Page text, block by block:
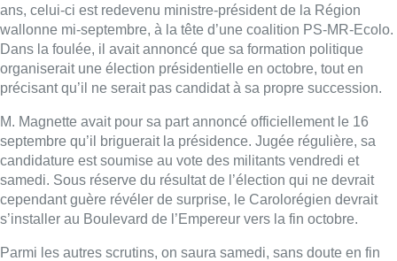
ans, celui-ci est redevenu ministre-président de la Région
wallonne mi-septembre, à la tête d’une coalition PS-MR-Ecolo.
Dans la foulée, il avait annoncé que sa formation politique
organiserait une élection présidentielle en octobre, tout en
précisant qu’il ne serait pas candidat à sa propre succession.
M. Magnette avait pour sa part annoncé officiellement le 16
septembre qu’il briguerait la présidence. Jugée régulière, sa
candidature est soumise au vote des militants vendredi et
samedi. Sous réserve du résultat de l’élection qui ne devrait
cependant guère révéler de surprise, le Carolorégien devrait
s’installer au Boulevard de l’Empereur vers la fin octobre.
Parmi les autres scrutins, on saura samedi, sans doute en fin